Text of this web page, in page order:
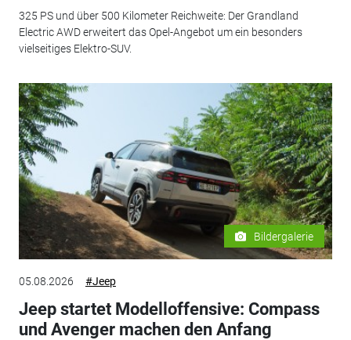
325 PS und über 500 Kilometer Reichweite: Der Grandland
Electric AWD erweitert das Opel-Angebot um ein besonders
vielseitiges Elektro-SUV.
Bildergalerie
05.08.2026 #Jeep
Jeep startet Modelloffensive: Compass
und Avenger machen den Anfang